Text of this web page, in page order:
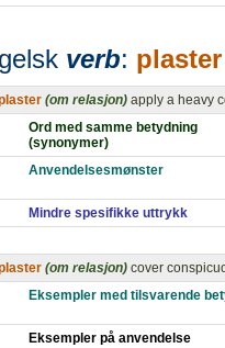
verb: plaster
(om relasjon) apply a heavy
Ord med samme betydning
(synonymer)
Anvendelsesmønster
Mindre spesifikke uttrykk
(om relasjon) cover
Eksempler med tilsvarende
Eksempler på anvendelse